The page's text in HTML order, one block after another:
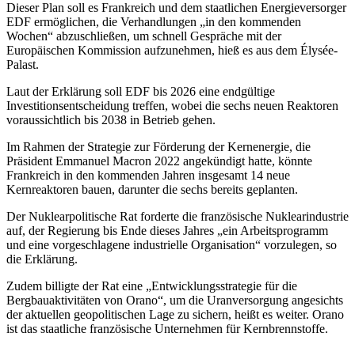
Dieser Plan soll es Frankreich und dem staatlichen Energieversorger
EDF ermöglichen, die Verhandlungen „in den kommenden
Wochen“ abzuschließen, um schnell Gespräche mit der
Europäischen Kommission aufzunehmen, hieß es aus dem Élysée-
Palast.
Laut der Erklärung soll EDF bis 2026 eine endgültige
Investitionsentscheidung treffen, wobei die sechs neuen Reaktoren
voraussichtlich bis 2038 in Betrieb gehen.
Im Rahmen der Strategie zur Förderung der Kernenergie, die
Präsident Emmanuel Macron 2022 angekündigt hatte, könnte
Frankreich in den kommenden Jahren insgesamt 14 neue
Kernreaktoren bauen, darunter die sechs bereits geplanten.
Der Nuklearpolitische Rat forderte die französische Nuklearindustrie
auf, der Regierung bis Ende dieses Jahres „ein Arbeitsprogramm
und eine vorgeschlagene industrielle Organisation“ vorzulegen, so
die Erklärung.
Zudem billigte der Rat eine „Entwicklungsstrategie für die
Bergbauaktivitäten von Orano“, um die Uranversorgung angesichts
der aktuellen geopolitischen Lage zu sichern, heißt es weiter. Orano
ist das staatliche französische Unternehmen für Kernbrennstoffe.